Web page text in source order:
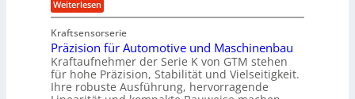
l
c
h
g
e
w
n
d
e
z
u
n
d
A
u
n
Z
e
e
n
v
Weiterlesen:
Z
h
n
s
t
a
n
Kraftsensorserie
Präzision für Automotive und Maschinenbau
Kraftaufnehmer der Serie K von GTM stehen
für hohe Präzision, Stabilität und Vielseitigkeit.
Ihre robuste Ausführung, hervorragende